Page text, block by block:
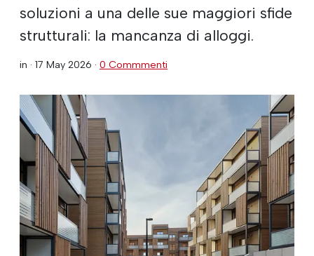
soluzioni a una delle sue maggiori sfide
strutturali: la mancanza di alloggi.
in · 17 May 2026 · 0 Commmenti